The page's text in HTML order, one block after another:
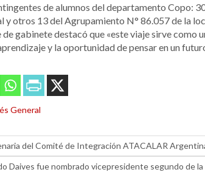
de alumnos del departamento Copo:
y otros 13 del Agrupamiento N° 86.057 de la
gabinete destacó que «este viaje sirve como
y la oportunidad de pensar en un
General
del Comité de Integración ATACALAR
Daives fue nombrado vicepresidente segundo de la